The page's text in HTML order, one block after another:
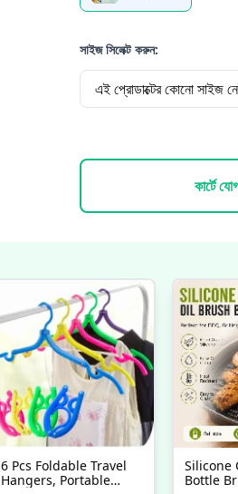
সাইজ সিলেক্ট করুন:
এই প্রোডাক্টের কোনো সাইজ
কার্টে
6 Pcs Foldable Travel
Hangers, Portable
Silicone
Bottle